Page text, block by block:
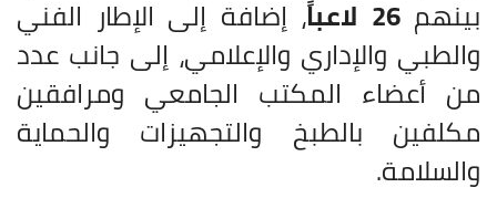
بينهم26 لاعباً ، إضافة إلى الإطار الفني
والطبي والإداري والإعلامي، إلى جانب عدد
من أعضاء المكتب الجامعي ومرافقين
مكلفين بالطبخ والتجهيزات والحماية
والسلامة.